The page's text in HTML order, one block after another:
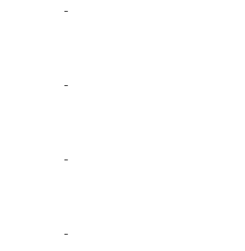
-
-
-
-